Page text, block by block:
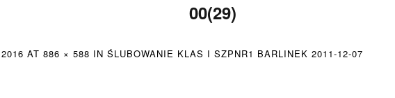
00(29)
AT 886 × 588 IN ŚLUBOWANIE KLAS I SZPNR1 BARLINEK 2011-12-07